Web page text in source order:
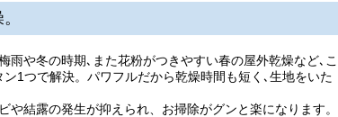
雨や冬の時期､また花粉がつきやすい春の屋外乾燥など､こ
1つで解決。パワフルだから乾燥時間も短く､生地をいた
や結露の発生が抑えられ、お掃除がグンと楽になります。